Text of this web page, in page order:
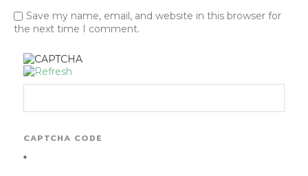
Save my name, email, and website in this browser for
the next time I comment.
CAPTCHA CODE
*